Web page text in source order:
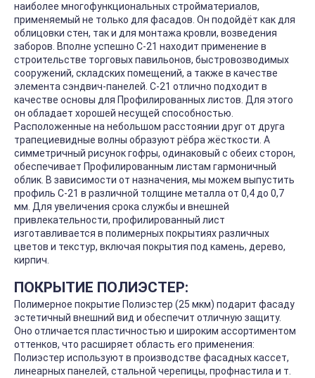
наиболее многофункциональных стройматериалов,
применяемый не только для фасадов. Он подойдёт как для
облицовки стен, так и для монтажа кровли, возведения
заборов. Вполне успешно С-21 находит применение в
строительстве торговых павильонов, быстровозводимых
сооружений, складских помещений, а также в качестве
элемента сэндвич-панелей. С-21 отлично подходит в
качестве основы для Профилированных листов. Для этого
он обладает хорошей несущей способностью.
Расположенные на небольшом расстоянии друг от друга
трапециевидные волны образуют рёбра жёсткости. А
симметричный рисунок гофры, одинаковый с обеих сторон,
обеспечивает Профилированным листам гармоничный
облик. В зависимости от назначения, мы можем выпустить
профиль С-21 в различной толщине металла от 0,4 до 0,7
мм. Для увеличения срока службы и внешней
привлекательности, профилированный лист
изготавливается в полимерных покрытиях различных
цветов и текстур, включая покрытия под камень, дерево,
кирпич.
ПОКРЫТИЕ ПОЛИЭСТЕР:
Полимерное покрытие Полиэстер (25 мкм) подарит фасаду
эстетичный внешний вид и обеспечит отличную защиту.
Оно отличается пластичностью и широким ассортиментом
оттенков, что расширяет область его применения:
Полиэстер используют в производстве фасадных кассет,
линеарных панелей, стальной черепицы, профнастила и т.